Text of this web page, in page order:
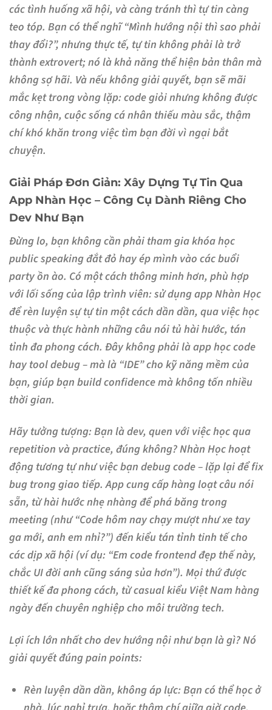
các tình huống xã hội, và càng tránh thì tự tin càng
teo tóp. Bạn có thể nghĩ “Mình hướng nội thì sao phải
thay đổi?”, nhưng thực tế, tự tin không phải là trở
thành extrovert; nó là khả năng thể hiện bản thân mà
không sợ hãi. Và nếu không giải quyết, bạn sẽ mãi
mắc kẹt trong vòng lặp: code giỏi nhưng không được
công nhận, cuộc sống cá nhân thiếu màu sắc, thậm
chí khó khăn trong việc tìm bạn đời vì ngại bắt
chuyện.
Giải Pháp Đơn Giản: Xây Dựng Tự Tin Qua
App Nhàn Học – Công Cụ Dành Riêng Cho
Dev Như Bạn
Đừng lo, bạn không cần phải tham gia khóa học
public speaking đắt đỏ hay ép mình vào các buổi
party ồn ào. Có một cách thông minh hơn, phù hợp
với lối sống của lập trình viên: sử dụng app Nhàn Học
để rèn luyện sự tự tin một cách dần dần, qua việc học
thuộc và thực hành những câu nói tủ hài hước, tán
tỉnh đa phong cách. Đây không phải là app học code
hay tool debug – mà là “IDE” cho kỹ năng mềm của
bạn, giúp bạn build confidence mà không tốn nhiều
thời gian.
Hãy tưởng tượng: Bạn là dev, quen với việc học qua
repetition và practice, đúng không? Nhàn Học hoạt
động tương tự như việc bạn debug code – lặp lại để fix
bug trong giao tiếp. App cung cấp hàng loạt câu nói
sẵn, từ hài hước nhẹ nhàng để phá băng trong
meeting (như “Code hôm nay chạy mượt như xe tay
ga mới, anh em nhỉ?”) đến kiểu tán tỉnh tinh tế cho
các dịp xã hội (ví dụ: “Em code frontend đẹp thế này,
chắc UI đời anh cũng sáng sủa hơn”). Mọi thứ được
thiết kế đa phong cách, từ casual kiểu Việt Nam hàng
ngày đến chuyên nghiệp cho môi trường tech.
Lợi ích lớn nhất cho dev hướng nội như bạn là gì? Nó
giải quyết đúng pain points:
Rèn luyện dần dần, không áp lực: Bạn có thể học ở